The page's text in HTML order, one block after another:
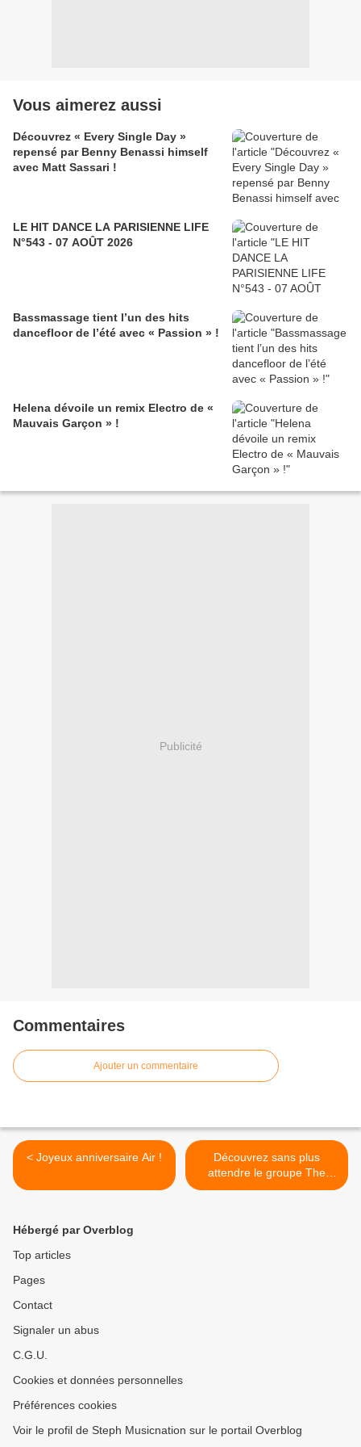
Vous aimerez aussi
Découvrez « Every Single Day »
repensé par Benny Benassi himself
avec Matt Sassari !
LE HIT DANCE LA PARISIENNE LIFE
N°543 - 07 AOÛT 2026
Bassmassage tient l’un des hits
dancefloor de l’été avec « Passion » !
Helena dévoile un remix Electro de «
Mauvais Garçon » !
Publicité
Commentaires
Ajouter un commentaire
< Joyeux anniversaire Air !
Découvrez sans plus
attendre le groupe The
Seasons ! >
Hébergé par Overblog
Top articles
Pages
Contact
Signaler un abus
C.G.U.
Cookies et données personnelles
Préférences cookies
Voir le profil de Steph Musicnation sur le portail Overblog